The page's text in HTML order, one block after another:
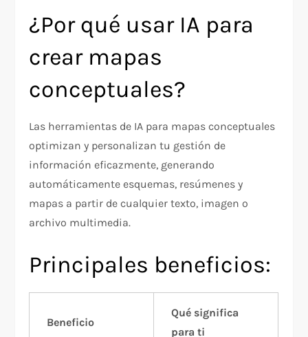
¿Por qué usar IA para
crear mapas
conceptuales?
Las herramientas de IA para mapas conceptuales
optimizan y personalizan tu gestión de
información eficazmente, generando
automáticamente esquemas, resúmenes y
mapas a partir de cualquier texto, imagen o
archivo multimedia.
Principales beneficios:
Beneficio
Qué significa
para ti